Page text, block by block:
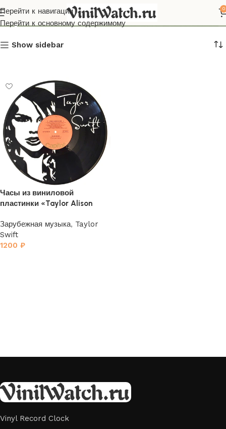
Перейти к навигации
Перейти к основному содержимому
0
Swift
Show sidebar
Часы из виниловой
пластинки «Taylor Alison
Зарубежная музыка, Taylor
Swift
1200 ₽
Vinyl Record Clock